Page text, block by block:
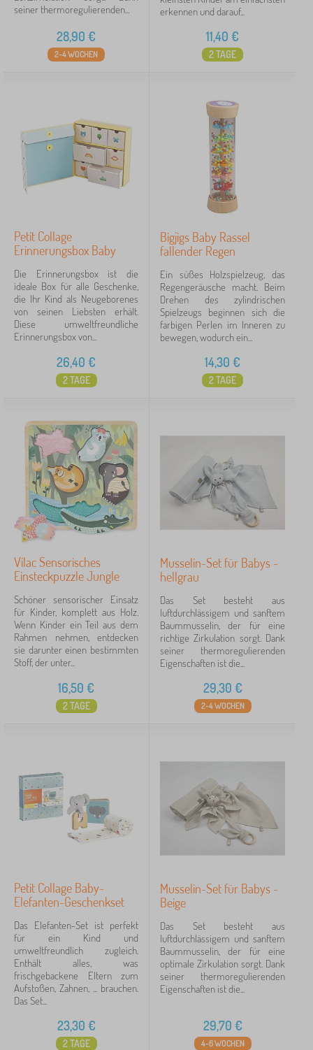
seiner thermoregulierenden...
28,90 €
2-4 WOCHEN
erkennen und darauf...
11,40 €
2 TAGE
Petit Collage
Erinnerungsbox Baby
Die Erinnerungsbox ist die
ideale Box für alle Geschenke,
die Ihr Kind als Neugeborenes
von seinen Liebsten erhält.
Diese umweltfreundliche
Erinnerungsbox von...
26,40 €
2 TAGE
Bigjigs Baby Rassel
fallender Regen
Ein süßes Holzspielzeug, das
Regengeräusche macht. Beim
Drehen des zylindrischen
Spielzeugs beginnen sich die
farbigen Perlen im Inneren zu
bewegen, wodurch ein...
14,30 €
2 TAGE
Vilac Sensorisches
Einsteckpuzzle Jungle
Schöner sensorischer Einsatz
für Kinder, komplett aus Holz.
Wenn Kinder ein Teil aus dem
Rahmen nehmen, entdecken
sie darunter einen bestimmten
Stoff, der unter...
16,50 €
2 TAGE
Musselin-Set für Babys -
hellgrau
Das Set besteht aus
luftdurchlässigem und sanftem
Baummusselin, der für eine
richtige Zirkulation sorgt. Dank
seiner thermoregulierenden
Eigenschaften ist die...
29,30 €
2-4 WOCHEN
Petit Collage Baby-
Elefanten-Geschenkset
Das Elefanten-Set ist perfekt
für ein Kind und
umweltfreundlich zugleich.
Enthält alles, was
frischgebackene Eltern zum
Aufstoßen, Zahnen, ... brauchen.
Das Set...
23,30 €
2 TAGE
Musselin-Set für Babys -
Beige
Das Set besteht aus
luftdurchlässigem und sanftem
Baummusselin, der für eine
optimale Zirkulation sorgt. Dank
seiner thermoregulierenden
Eigenschaften ist die...
29,70 €
4-6 WOCHEN